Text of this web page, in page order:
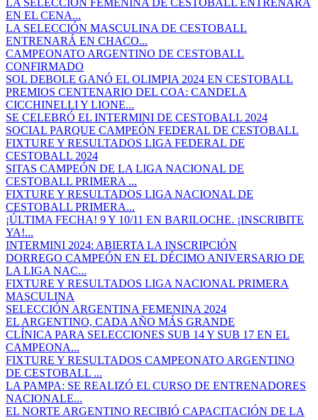
EN EL CENA...
LA SELECCIÓN MASCULINA DE CESTOBALL
ENTRENARÁ EN CHACO...
CAMPEONATO ARGENTINO DE CESTOBALL
CONFIRMADO
SOL DEBOLE GANÓ EL OLIMPIA 2024 EN CESTOBALL
PREMIOS CENTENARIO DEL COA: CANDELA
CICCHINELLI Y LIONE...
SE CELEBRÓ EL INTERMINI DE CESTOBALL 2024
SOCIAL PARQUE CAMPEÓN FEDERAL DE CESTOBALL
FIXTURE Y RESULTADOS LIGA FEDERAL DE
CESTOBALL 2024
SITAS CAMPEÓN DE LA LIGA NACIONAL DE
CESTOBALL PRIMERA ...
FIXTURE Y RESULTADOS LIGA NACIONAL DE
CESTOBALL PRIMERA...
¡ÚLTIMA FECHA! 9 Y 10/11 EN BARILOCHE. ¡INSCRIBITE
YA!...
INTERMINI 2024: ABIERTA LA INSCRIPCIÓN
DORREGO CAMPEÓN EN EL DÉCIMO ANIVERSARIO DE
LA LIGA NAC...
FIXTURE Y RESULTADOS LIGA NACIONAL PRIMERA
MASCULINA
SELECCIÓN ARGENTINA FEMENINA 2024
EL ARGENTINO, CADA AÑO MÁS GRANDE
CLÍNICA PARA SELECCIONES SUB 14 Y SUB 17 EN EL
CAMPEONA...
FIXTURE Y RESULTADOS CAMPEONATO ARGENTINO
DE CESTOBALL ...
LA PAMPA: SE REALIZÓ EL CURSO DE ENTRENADORES
NACIONALE...
EL NORTE ARGENTINO RECIBIÓ CAPACITACIÓN DE LA